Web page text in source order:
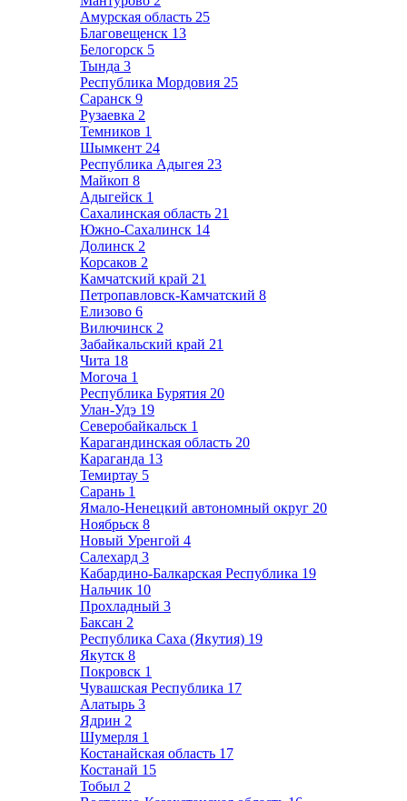
Амурская область 25
Благовещенск 13
Белогорск 5
Тында 3
Республика Мордовия 25
Саранск 9
Рузаевка 2
Темников 1
Шымкент 24
Республика Адыгея 23
Майкоп 8
Адыгейск 1
Сахалинская область 21
Южно-Сахалинск 14
Долинск 2
Корсаков 2
Камчатский край 21
Петропавловск-Камчатский 8
Елизово 6
Вилючинск 2
Забайкальский край 21
Чита 18
Могоча 1
Республика Бурятия 20
Улан-Удэ 19
Северобайкальск 1
Карагандинская область 20
Караганда 13
Темиртау 5
Сарань 1
Ямало-Ненецкий автономный округ 20
Ноябрьск 8
Новый Уренгой 4
Салехард 3
Кабардино-Балкарская Республика 19
Нальчик 10
Прохладный 3
Баксан 2
Республика Саха (Якутия) 19
Якутск 8
Покровск 1
Чувашская Республика 17
Алатырь 3
Ядрин 2
Шумерля 1
Костанайская область 17
Костанай 15
Тобыл 2